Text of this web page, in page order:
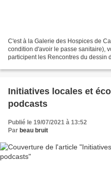
C'est à la Galerie des Hospices de
condition d'avoir le passe sanitaire),
participent les Rencontres du dessin
Initiatives locales et
podcasts
Publié le 19/07/2021 à 13:52
Par beau bruit